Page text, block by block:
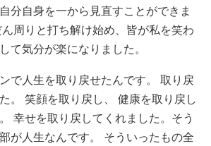
分自身を一から見直すことができま
周りと打ち解け始め、皆が私を笑わ
て気分が楽になりました。
で人生を取り戻せたんです。 取り戻
。 笑顔を取り戻し、 健康を取り戻し
幸せを取り戻してくれました。そう
が人生なんです。 そういったもの全